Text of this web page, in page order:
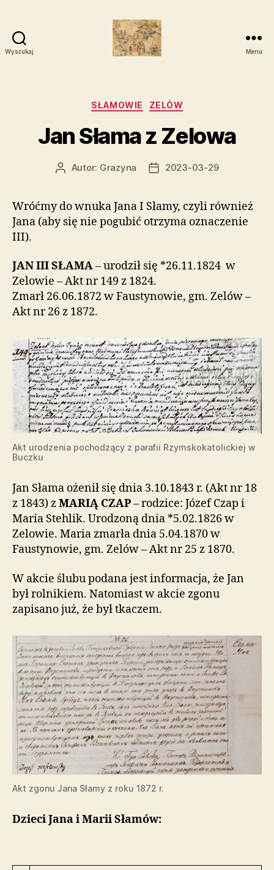
Wyszukaj Menu
Kategorie
SŁAMOWIE ZELÓW
Jan Słama z Zelowa
AutorAutor: Grazyna
Data2023-03-29
Wróćmy do wnuka Jana I Słamy, czyli również
Jana (aby się nie pogubić otrzyma oznaczenie
III).
JAN III SŁAMA– urodził się *26.11.1824 w
Zelowie – Akt nr 149 z 1824.
Zmarł 26.06.1872 w Faustynowie, gm. Zelów –
Akt nr 26 z 1872.
Akt urodzenia pochodzący z parafii Rzymskokatolickiej w
Buczku
Jan Słama ożenił się dnia 3.10.1843 r. (Akt nr 18
z 1843) zMARIĄ CZAP– rodzice: Józef Czap i
Maria Stehlik. Urodzoną dnia *5.02.1826 w
Zelowie. Maria zmarła dnia 5.04.1870 w
Faustynowie, gm. Zelów – Akt nr 25 z 1870.
W akcie ślubu podana jest informacja, że Jan
był rolnikiem. Natomiast w akcie zgonu
zapisano już, że był tkaczem.
Akt zgonu Jana Słamy z roku 1872 r.
Dzieci Jana i Marii Słamów: